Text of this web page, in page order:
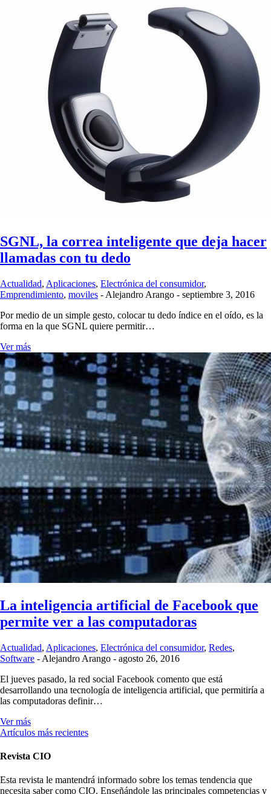
SGNL, la correa inteligente que deja hacer
llamadas con tu dedo
Actualidad, Aplicaciones, Electrónica del consumidor,
Emprendimiento, moviles - Alejandro Arango - septiembre 3, 2016
Por medio de un simple gesto, colocar tu dedo índice en el oído, es la
forma en la que SGNL quiere permitir…
Ver más
La inteligencia artificial de Facebook que
permite ver a las computadoras
Actualidad, Aplicaciones, Electrónica del consumidor, Redes,
Software - Alejandro Arango - agosto 26, 2016
El jueves pasado, la red social Facebook comento que está
desarrollando una tecnología de inteligencia artificial, que permitiría a
las computadoras definir…
Ver más
Artículos más recientes
Revista CIO
Esta revista le mantendrá informado sobre los temas tendencia que
necesita saber como CIO. Enseñándole las principales competencias y